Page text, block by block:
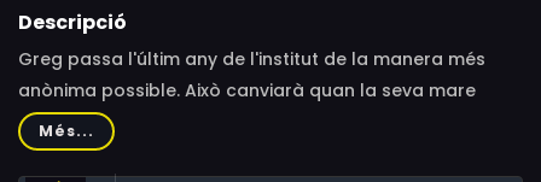
J. Thompson, Gavin Dietz, Edward DeBruce III, Natalie
Cox, Karriem Sami, Hugh Jackman, Cheryl Kline, Joan
Augustin, Mark Granatire, Kayana White, Linda
Kanyarusoke, Drew Palajsa, Elly Silberstein, Nicole Tubbs,
Joe Fishel, Jeremy Long, Zander Lyons, Jake Scheib,
Descripció
Greg passa l'últim any de l'institut de la manera més
anònima possible. Això canviarà quan la seva mare
l'obliga a fer-se amic d'una companya de classe amb
leucèmia.
Més...